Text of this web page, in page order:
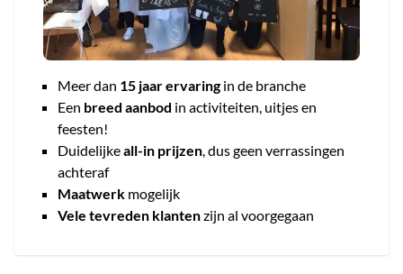
Meer dan 15 jaar ervaringin de branche
Een breed aanbod in activiteiten, uitjes en
feesten!
Duidelijkeall-in prijzen, dus geen verrassingen
achteraf
Maatwerk mogelijk
Vele tevreden klantenzijn al voorgegaan